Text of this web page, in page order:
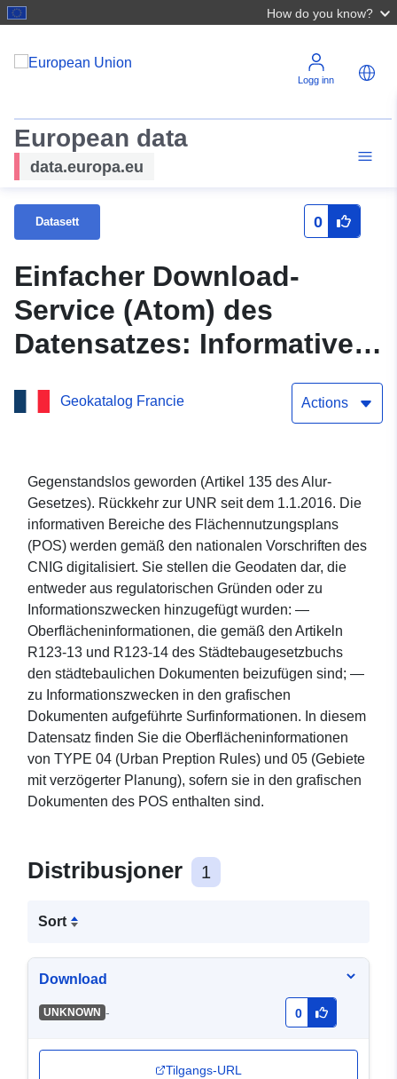
How do you know?
Logg inn
European data
data.europa.eu
Datasett 0
Einfacher Download-
Service (Atom) des
Datensatzes: Informative
Flächennutzungsplans
Geokatalog Francie Actions
Gegenstandslos geworden (Artikel 135 des Alur-
Gesetzes). Rückkehr zur UNR seit dem 1.1.2016. Die
informativen Bereiche des Flächennutzungsplans
(POS) werden gemäß den nationalen Vorschriften des
CNIG digitalisiert. Sie stellen die Geodaten dar, die
entweder aus regulatorischen Gründen oder zu
Informationszwecken hinzugefügt wurden: —
Oberflächeninformationen, die gemäß den Artikeln
R123-13 und R123-14 des Städtebaugesetzbuchs
den städtebaulichen Dokumenten beizufügen sind; —
zu Informationszwecken in den grafischen
Dokumenten aufgeführte Surfinformationen. In diesem
Datensatz finden Sie die Oberflächeninformationen
von TYPE 04 (Urban Preption Rules) und 05 (Gebiete
mit verzögerter Planung), sofern sie in den grafischen
Dokumenten des POS enthalten sind.
Distribusjoner 1
Sort
Download
UNKNOWN - 0
Tilgangs-URL